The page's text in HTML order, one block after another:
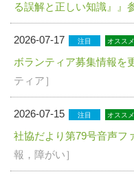
る誤解と正しい知識』』
2026-07-17 注目 オススメ
ボランティア募集情報を
ティア］
2026-07-15 注目 オススメ
社協だより第79号音声フ
報，障がい］